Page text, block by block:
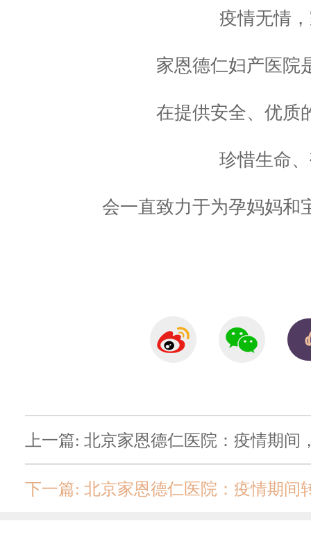
疫情无情，
家恩德仁妇产医院
在提供安全、优质
珍惜生命、
会一直致力于为孕妈妈和
上一篇: 北京家恩德仁医院：疫情期间